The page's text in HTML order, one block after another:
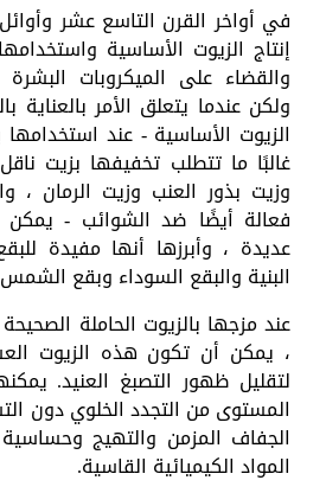
في أواخر القرن التاسع عشر
إنتاج الزيوت الأساسية
والقضاء على الميكروبات
ولكن عندما يتعلق الأمر بالعناية
الزيوت الأساسية - عند
غالبًا ما تتطلب تخفيفها بزيت
وزيت بذور العنب وزيت الرمان
فعالة أيضًا ضد الشوائب -
عديدة ، وأبرزها أنها مفيدة
البنية والبقع السوداء وبقع
عند مزجها بالزيوت الحاملة
، يمكن أن تكون هذه الزيوت
لتقليل ظهور التصبغ العنيد.
المستوى من التجدد الخلوي دون
الجفاف المزمن والتهيج
المواد الكيميائية القاسية.